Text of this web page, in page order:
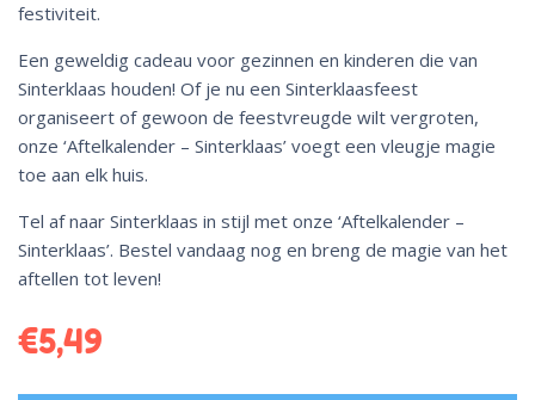
festiviteit.
Een geweldig cadeau voor gezinnen en kinderen die van
Sinterklaas houden! Of je nu een Sinterklaasfeest
organiseert of gewoon de feestvreugde wilt vergroten,
onze ‘Aftelkalender – Sinterklaas’ voegt een vleugje magie
toe aan elk huis.
Tel af naar Sinterklaas in stijl met onze ‘Aftelkalender –
Sinterklaas’. Bestel vandaag nog en breng de magie van het
aftellen tot leven!
€5,49